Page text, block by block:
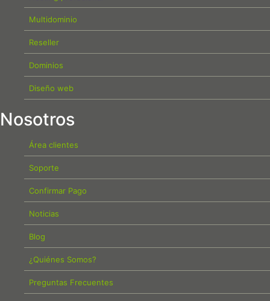
Multidominio
Reseller
Dominios
Diseño web
Nosotros
Área clientes
Soporte
Confirmar Pago
Noticias
Blog
¿Quiénes Somos?
Preguntas Frecuentes